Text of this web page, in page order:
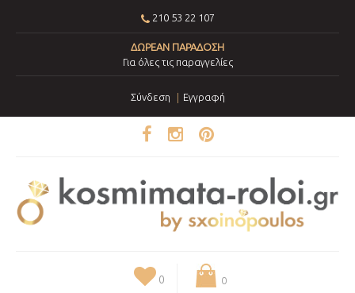
210 53 22 107
ΔΩΡΕΑΝ ΠΑΡΑΔΟΣΗ
Για όλες τις παραγγελίες
Σύνδεση Εγγραφή
0 0